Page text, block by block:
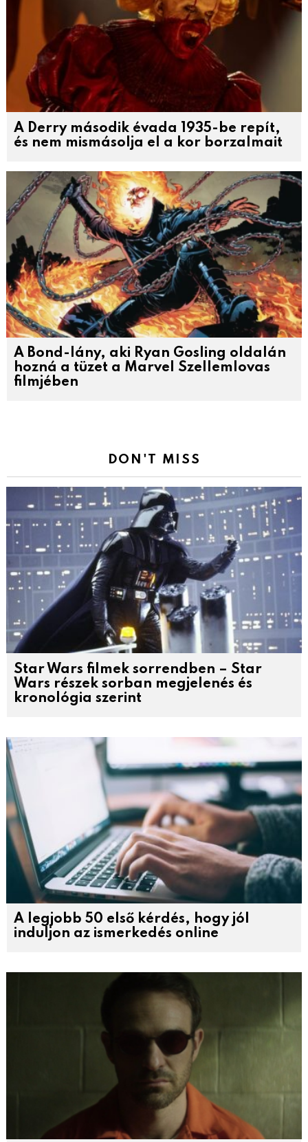
A Derry második évada 1935-be repít,
és nem mismásolja el a kor borzalmait
A Bond-lány, aki Ryan Gosling oldalán
hozná a tüzet a Marvel Szellemlovas
filmjében
DON'T MISS
Star Wars filmek sorrendben – Star
Wars részek sorban megjelenés és
kronológia szerint
A legjobb 50 első kérdés, hogy jól
induljon az ismerkedés online